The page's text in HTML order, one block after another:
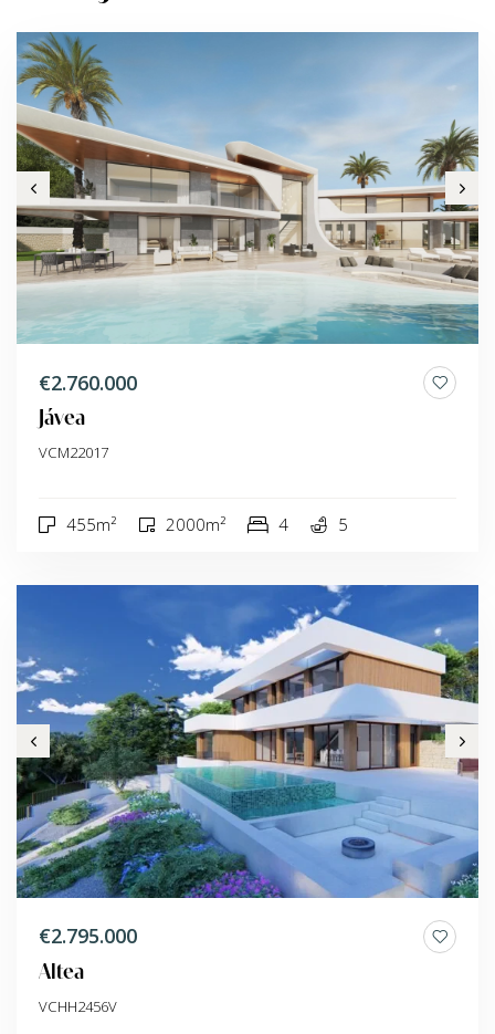
€2.760.000
Jávea
VCM22017
455m² 2000m² 4 5
€2.795.000
Altea
VCHH2456V